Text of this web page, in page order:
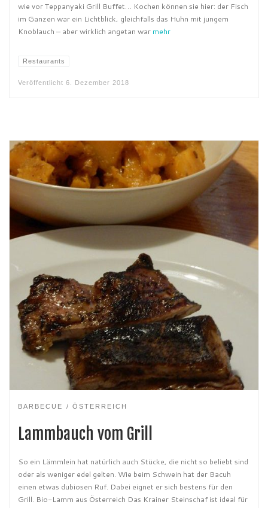
wie vor Teppanyaki Grill Buffet… Kochen können sie hier: der Fisch
im Ganzen war ein Lichtblick, gleichfalls das Huhn mit jungem
Knoblauch – aber wirklich angetan war mehr
Restaurants
Veröffentlicht 6. Dezember 2018
BARBECUE ÖSTERREICH
Lammbauch vom Grill
So ein Lämmlein hat natürlich auch Stücke, die nicht so beliebt sind
oder als weniger edel gelten. Wie beim Schwein hat der Bacuh
einen etwas dubiosen Ruf. Dabei eignet er sich bestens für den
Grill. Bio-Lamm aus Österreich Das Krainer Steinschaf ist ideal für